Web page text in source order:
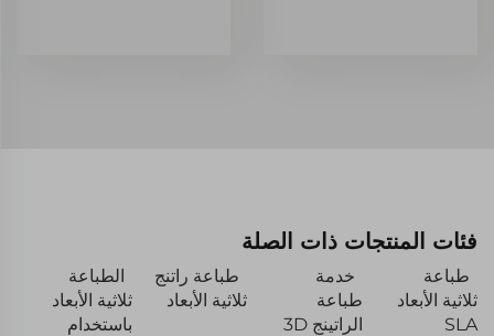
فئات المنتجات ذات الصلة
طباعة
ثلاثية الأبعاد
SLA
خدمة
طباعة
الراتينج 3D
طباعة راتنج
ثلاثية الأبعاد
الطباعة
ثلاثية الأبعاد
باستخدام